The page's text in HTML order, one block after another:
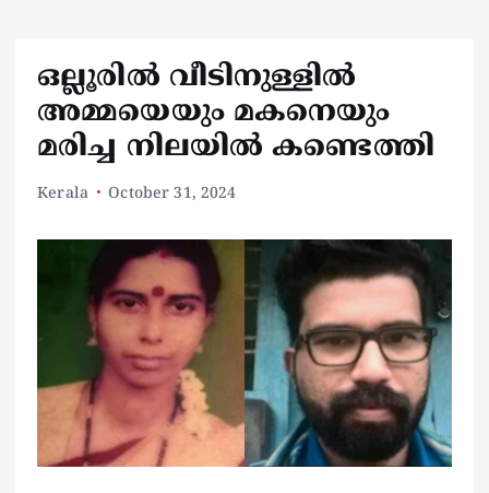
ഒല്ലൂരില്‍ വീടിനുള്ളിൽ
അമ്മയെയും മകനെയും
മരിച്ച നിലയിൽ കണ്ടെത്തി
Kerala October 31, 2024